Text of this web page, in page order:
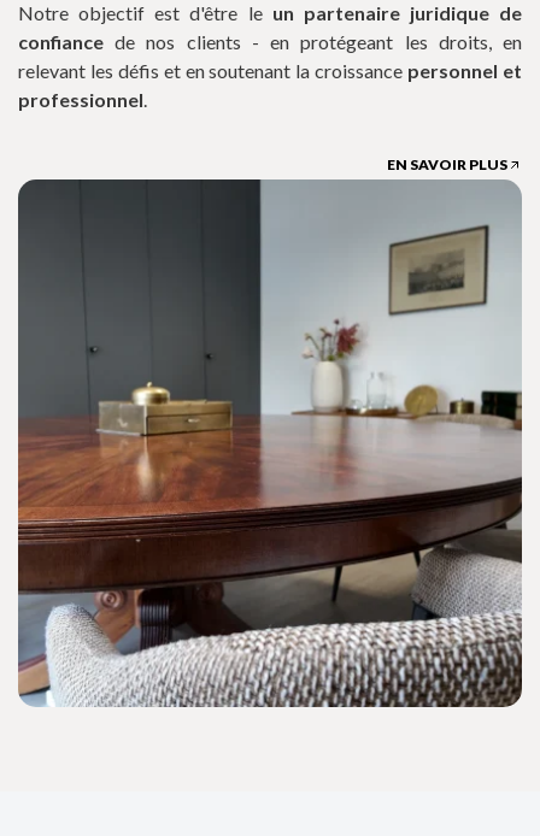
Notre objectif est d'être le un partenaire juridique de
confiance de nos clients - en protégeant les droits, en
relevant les défis et en soutenant la croissance personnel et
professionnel.
EN SAVOIR PLUS